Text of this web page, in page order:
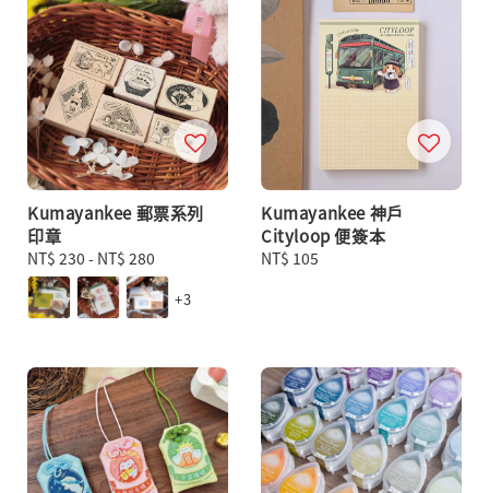
Kumayankee 郵票系列
印章
Regular
price
NT$ 230 - NT$ 280
+3
Kumayankee 神戶
Cityloop 便簽本
Regular
NT$ 105